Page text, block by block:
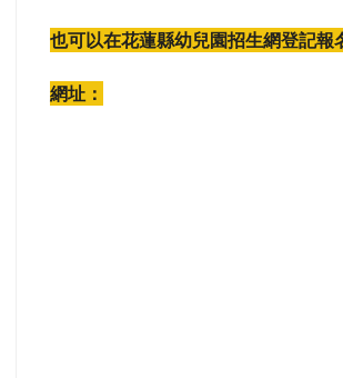
也可以在花蓮縣幼兒園招生網登記報
網址：